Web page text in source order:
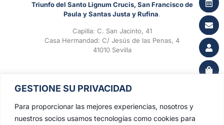
GESTIONE SU PRIVACIDAD
Para proporcionar las mejores experiencias, nosotros y
nuestros socios usamos tecnologías como cookies para
Triunfo del Santo Lignum Crucis, San Francisco de
Paula y Santas Justa y Rufina.
Capilla: C. San Jacinto, 41
Casa Hermandad: C/ Jesús de las Penas, 4
41010 Sevilla